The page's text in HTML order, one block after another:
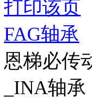
打印该页
FAG轴承
恩梯必传
_INA轴承